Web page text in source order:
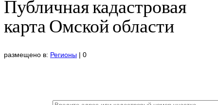
Публичная кадастровая
карта Омской области
размещено в: Регионы | 0